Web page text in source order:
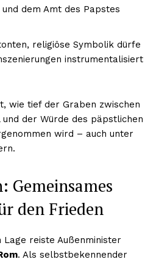
dem Amt des Papstes
religiöse Symbolik dürfe
instrumentalisiert
wie tief der Graben zwischen
der Würde des päpstlichen
wird – auch unter
Gemeinsames
den Frieden
reiste Außenminister
. Als selbstbekennender